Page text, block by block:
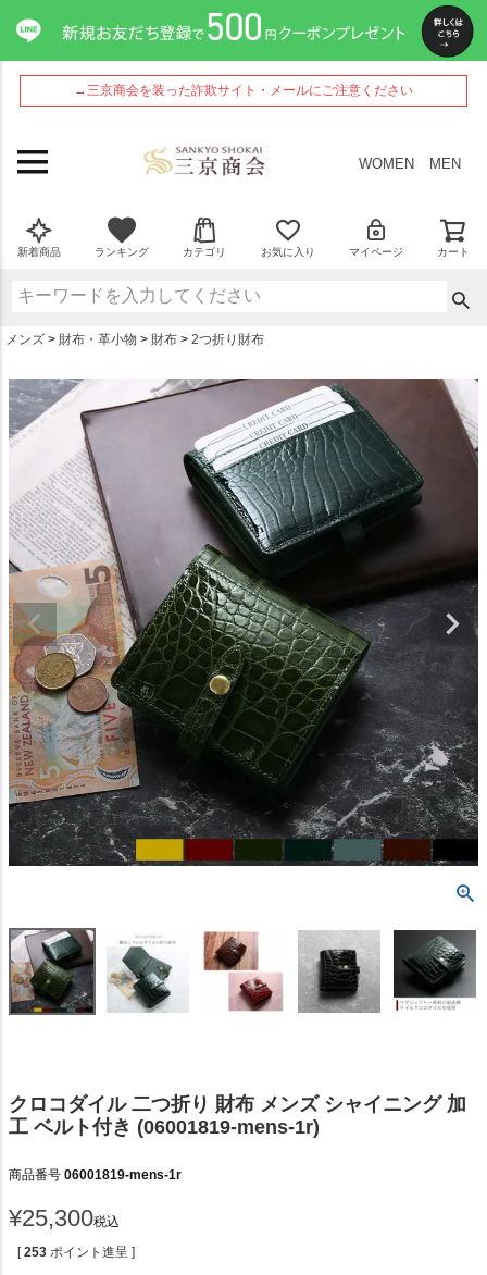
→三京商会を装った詐欺サイト・メールにご注意ください
WOMEN MEN
新着商品 ランキング カテゴリ お気に入り マイページ カート
メンズ 財布・革小物 財布 2つ折り財布
クロコダイル 二つ折り 財布 メンズ シャイニング 加
工 ベルト付き (06001819-mens-1r)
商品番号 06001819-mens-1r
¥25,300税込
[ 253 ポイント進呈 ]
ペー
ジト
ップ
へ